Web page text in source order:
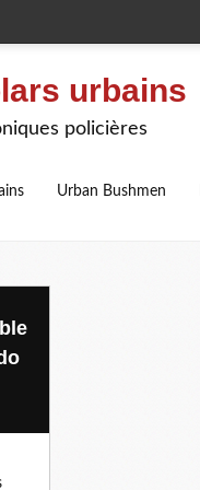
urbains
policières
Urban Bushmen